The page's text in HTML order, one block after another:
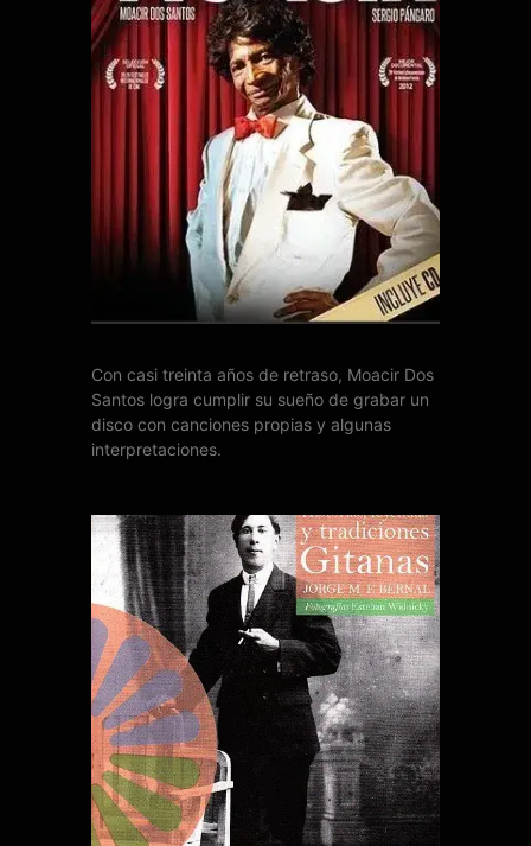
Con casi treinta años de retraso, Moacir Dos
Santos logra cumplir su sueño de grabar un
disco con canciones propias y algunas
interpretaciones.